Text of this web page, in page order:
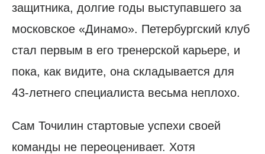
защитника, долгие годы выступавшего за
московское «Динамо». Петербургский клуб
стал первым в его тренерской карьере, и
пока, как видите, она складывается для
43-летнего специалиста весьма неплохо.
Сам Точилин стартовые успехи своей
команды не переоценивает. Хотя